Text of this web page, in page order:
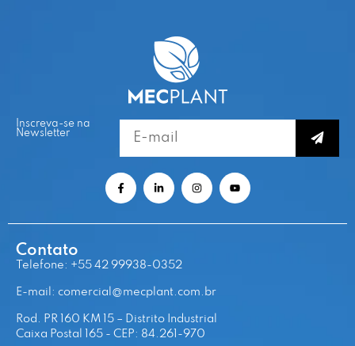
Inscreva-se na
Newsletter
Contato
Telefone: +55 42 99938-0352
E-mail: comercial@mecplant.com.br
Rod. PR 160 KM 15 – Distrito Industrial
Caixa Postal 165 - CEP: 84.261-970